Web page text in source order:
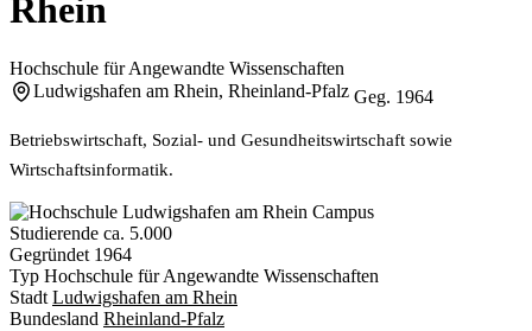
Rhein
Hochschule für Angewandte Wissenschaften
Ludwigshafen am Rhein, Rheinland-Pfalz Geg. 1964
Betriebswirtschaft, Sozial- und Gesundheitswirtschaft sowie
Wirtschaftsinformatik.
Studierende ca. 5.000
Gegründet 1964
Typ Hochschule für Angewandte Wissenschaften
Stadt Ludwigshafen am Rhein
Bundesland Rheinland-Pfalz